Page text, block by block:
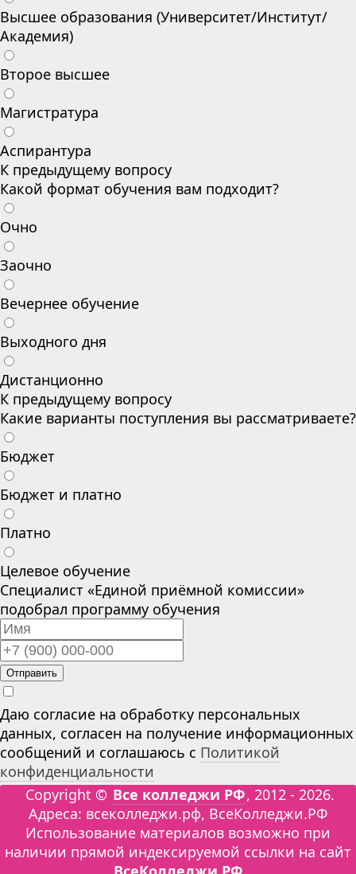
Высшее образования (Университет/Институт/
Академия)
Второе высшее
Магистратура
Аспирантура
К предыдущему вопросу
Какой формат обучения вам подходит?
Очно
Заочно
Вечернее обучение
Выходного дня
Дистанционно
К предыдущему вопросу
Какие варианты поступления вы рассматриваете?
Бюджет
Бюджет и платно
Платно
Целевое обучение
Специалист «Единой приёмной комиссии»
подобрал программу обучения
Отправить
Даю согласие на обработку персональных
данных, согласен на получение информационных
сообщений и соглашаюсь с Политикой
конфиденциальности
Copyright © Все колледжи РФ, 2012 - 2026.
Адреса: всеколледжи.рф, ВсеКолледжи.РФ
Использование материалов возможно при
наличии прямой индексируемой ссылки на сайт